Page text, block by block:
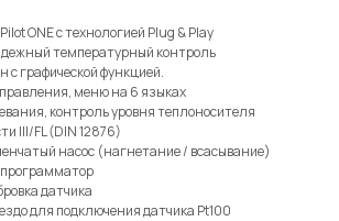
ONE с технологией Plug & Play
температурный контроль
с графической функцией.
меню на 6 языках
контроль уровня теплоносителя
III/FL (DIN 12876)
насос (нагнетание / всасывание)
датчика
для подключения датчика Pt100